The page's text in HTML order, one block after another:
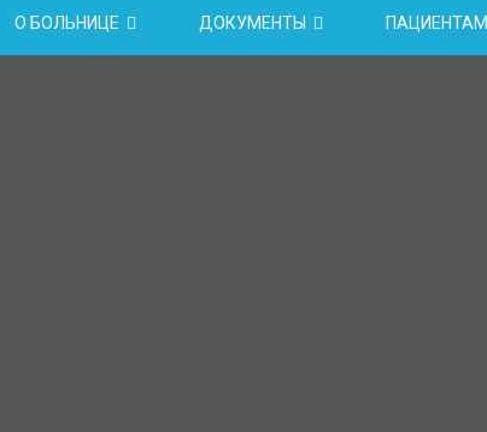
О БОЛЬНИЦЕ ДОКУМЕНТЫ ПАЦИЕНТАМ